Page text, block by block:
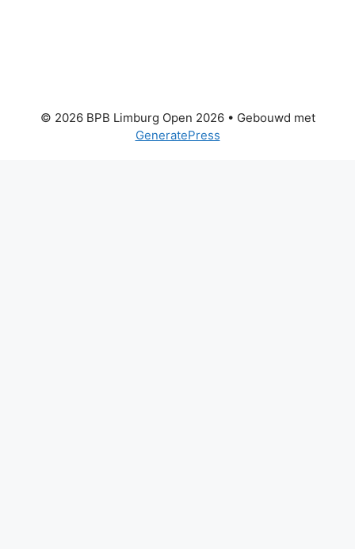
© 2026 BPB Limburg Open 2026• Gebouwd met
GeneratePress